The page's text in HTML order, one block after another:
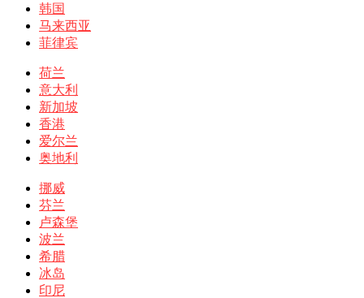
韩国
马来西亚
菲律宾
荷兰
意大利
新加坡
香港
爱尔兰
奥地利
挪威
芬兰
卢森堡
波兰
希腊
冰岛
印尼